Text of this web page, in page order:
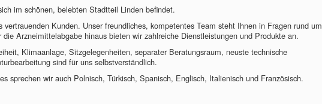
im schönen, belebten Stadtteil Linden befindet.
Kunden. Unser freundliches, kompetentes Team steht Ihnen in Fragen rund um
Arzneimittelabgabe hinaus bieten wir zahlreiche Dienstleistungen und Produkte an.
Klimaanlage, Sitzgelegenheiten, separater Beratungsraum, neuste technische
sind für uns selbstverständlich.
sprechen wir auch Polnisch, Türkisch, Spanisch, Englisch, Italienisch und Französisch.